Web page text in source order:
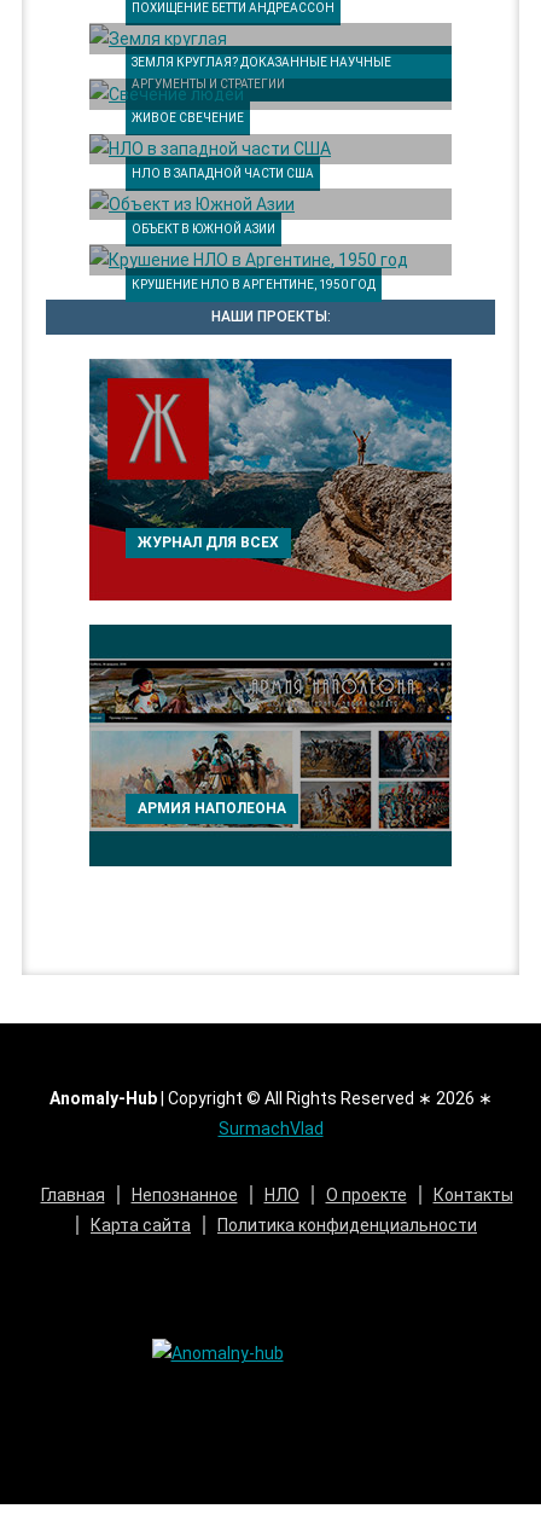
ПОХИЩЕНИЕ БЕТТИ АНДРЕАССОН
ЗЕМЛЯ КРУГЛАЯ? ДОКАЗАННЫЕ НАУЧНЫЕ
АРГУМЕНТЫ И СТРАТЕГИИ
ЖИВОЕ СВЕЧЕНИЕ
НЛО В ЗАПАДНОЙ ЧАСТИ США
ОБЪЕКТ В ЮЖНОЙ АЗИИ
КРУШЕНИЕ НЛО В АРГЕНТИНЕ, 1950 ГОД
НАШИ ПРОЕКТЫ:
ЖУРНАЛ ДЛЯ ВСЕХ
АРМИЯ НАПОЛЕОНА
Anomaly-Hub Copyright © All Rights Reserved ∗ 2026 ∗
SurmachVlad
Главная Непознанное НЛО О проекте
Контакты
Карта сайта
Политика конфиденциальности